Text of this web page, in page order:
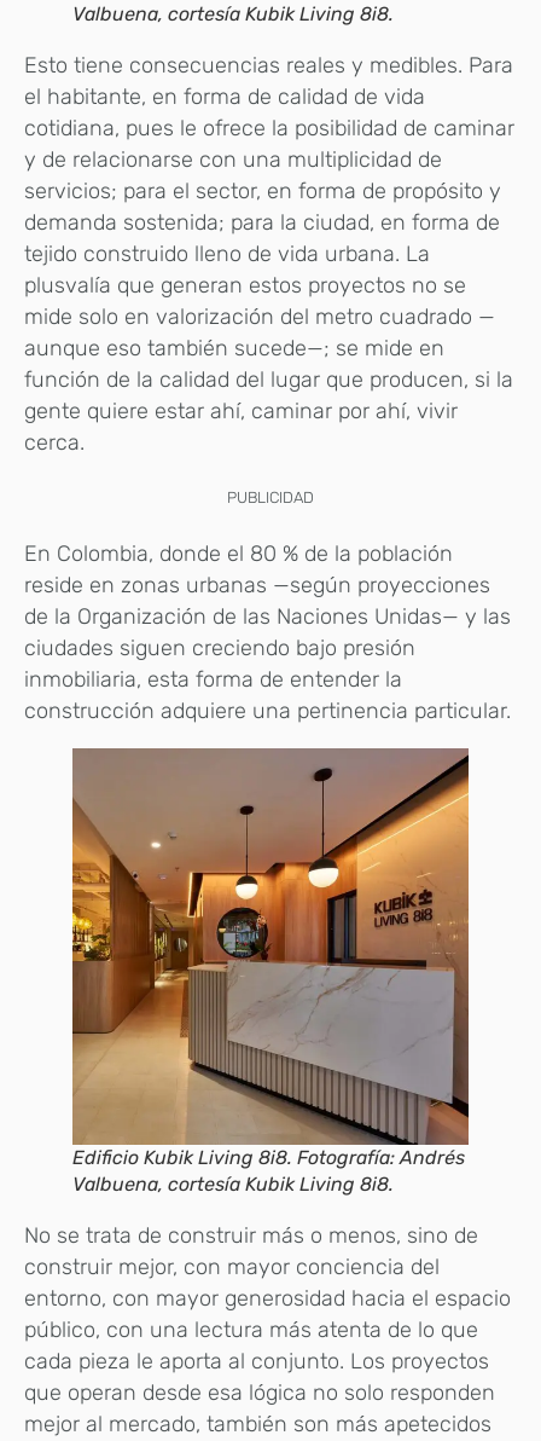
Valbuena, cortesía Kubik Living 8i8.
Esto tiene consecuencias reales y medibles. Para
el habitante, en forma de calidad de vida
cotidiana, pues le ofrece la posibilidad de caminar
y de relacionarse con una multiplicidad de
servicios; para el sector, en forma de propósito y
demanda sostenida; para la ciudad, en forma de
tejido construido lleno de vida urbana. La
plusvalía que generan estos proyectos no se
mide solo en valorización del metro cuadrado —
aunque eso también sucede—; se mide en
función de la calidad del lugar que producen, si la
gente quiere estar ahí, caminar por ahí, vivir
cerca.
PUBLICIDAD
En Colombia, donde el 80 % de la población
reside en zonas urbanas —según proyecciones
de la Organización de las Naciones Unidas— y las
ciudades siguen creciendo bajo presión
inmobiliaria, esta forma de entender la
construcción adquiere una pertinencia particular.
Edificio Kubik Living 8i8. Fotografía: Andrés
Valbuena, cortesía Kubik Living 8i8.
No se trata de construir más o menos, sino de
construir mejor, con mayor conciencia del
entorno, con mayor generosidad hacia el espacio
público, con una lectura más atenta de lo que
cada pieza le aporta al conjunto. Los proyectos
que operan desde esa lógica no solo responden
mejor al mercado, también son más apetecidos